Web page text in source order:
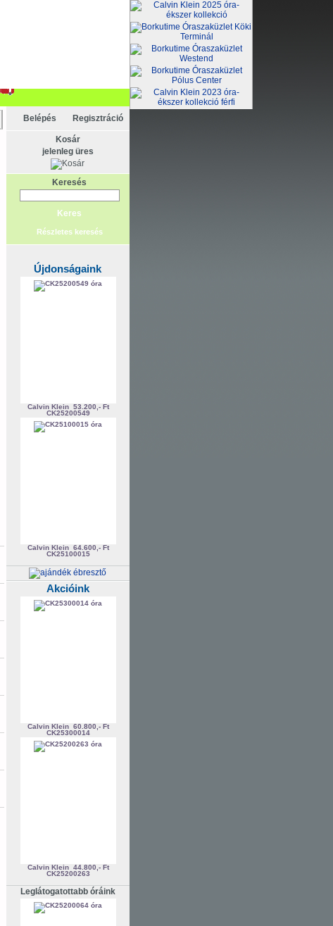
Belépés Regisztráció
Kosár
jelenleg üres
Keresés
Részletes keresés
Újdonságaink
Calvin Klein 53.200,- Ft
CK25200549
Calvin Klein 64.600,- Ft
CK25100015
Akcióink
Calvin Klein 60.800,- Ft
CK25300014
Calvin Klein 44.800,- Ft
CK25200263
Leglátogatottabb óráink